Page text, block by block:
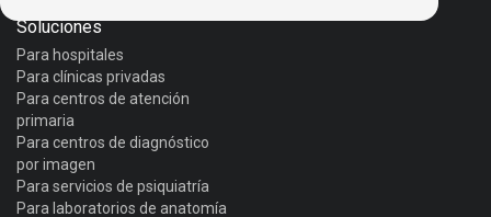
Soluciones
Para hospitales
Para clínicas privadas
Para centros de atención
primaria
Para centros de diagnóstico
por imagen
Para servicios de psiquiatría
Para laboratorios de anatomía